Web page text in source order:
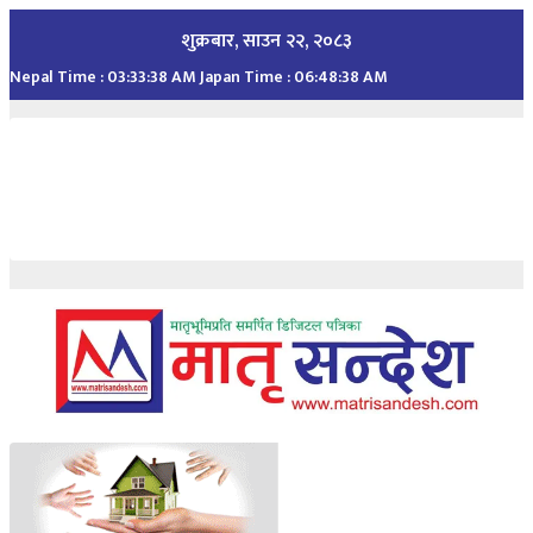
content
शुक्रबार, साउन २२, २०८३
Nepal Time :03:33:39 AMJapan Time :06:48:39 AM